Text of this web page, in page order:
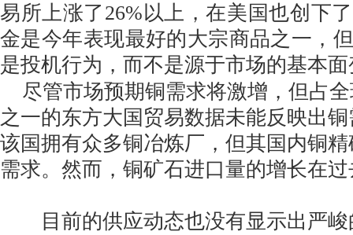
易所上涨了26%以上，在美国也创下
金是今年表现最好的大宗商品之一，
是投机行为，而不是源于市场的基本
尽管市场预期铜需求将激增，但占
之一的东方大国贸易数据未能反映出
该国拥有众多铜冶炼厂，但其国内铜
需求。然而，铜矿石进口量的增长在
目前的供应动态也没有显示出严峻